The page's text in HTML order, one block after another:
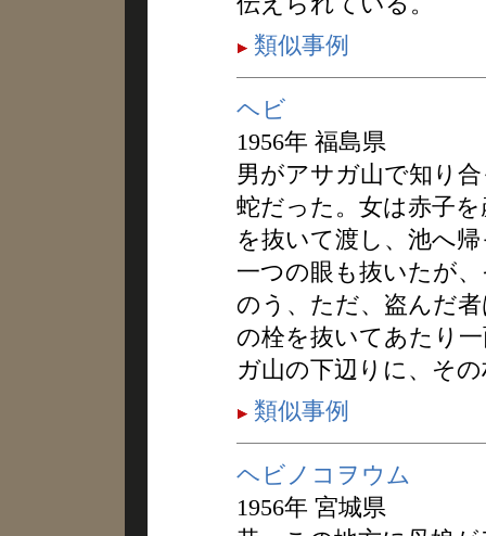
類似事例
ヘビ
1956年 福島県
男がアサガ山で知り
蛇だった。女は赤子
を抜いて渡し、池へ
一つの眼も抜いたが
のう、ただ、盗んだ
の栓を抜いてあたり
ガ山の下辺りに、そ
類似事例
ヘビノコヲウム
1956年 宮城県